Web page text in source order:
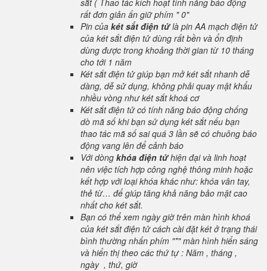
sắt ( Thao tác kích hoạt tính năng báo động
rất đơn giản ấn giữ phím " 0"
Pin của két sắt điện tửlà pin AA mạch điện tử
của két sắt điện tử dùng rất bền và ổn định
dùng được trong khoảng thời gian từ 10 tháng
cho tới 1 năm
Két sắt điện tử giúp bạn mở két sắt nhanh dễ
dàng, dễ sử dụng, không phải quay mật khẩu
nhiều vòng như két sắt khoá cơ
Két sắt điện tử có tính năng báo động chống
dò mã số khi bạn sử dụng két sắt nếu bạn
thao tác mã số sai quá 3 lần sẽ có chuông báo
động vang lên để cảnh báo
Với dòng khóa điện tửhiện đại và linh hoạt
nên việc tích hợp công nghệ thông minh hoặc
kết hợp với loại khóa khác như: khóa vân tay,
thẻ từ… để giúp tăng khả năng bảo mật cao
nhất cho két sắt.
Bạn có thể xem ngày giờ trên màn hình khoá
của két sắt điện tử cách cài đặt két ở trạng thái
bình thường nhấn phím "*" màn hình hiển sáng
và hiển thị theo các thứ tự : Năm , tháng ,
ngày , thứ, giờ